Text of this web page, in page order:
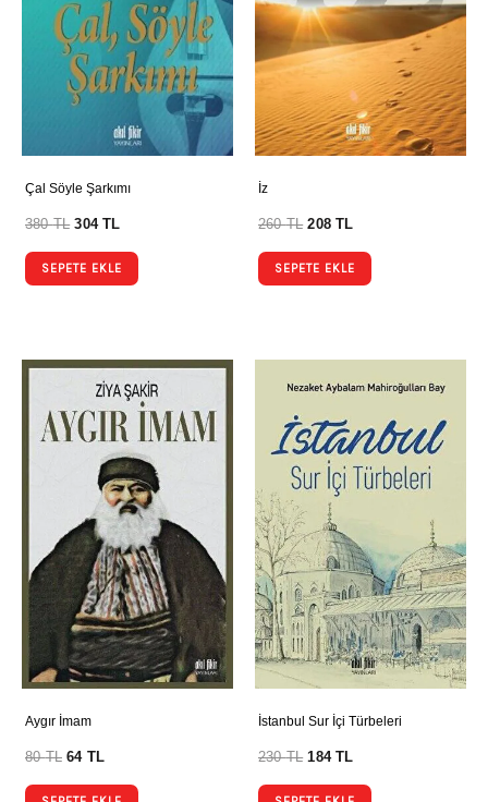
Çal Söyle Şarkımı
380TL 304TL
SEPETE EKLE
İz
260TL 208TL
SEPETE EKLE
Aygır İmam
80TL 64 TL
İstanbul Sur İçi Türbeleri
230TL 184TL